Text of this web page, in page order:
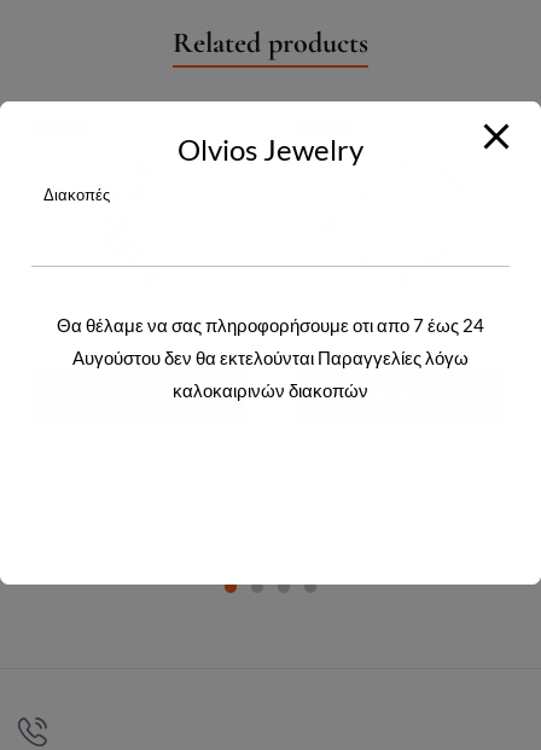
Related products
ΔΙΑΒΆΣΤΕ ΔΙΑΒΆΣΤΕ
Olvios Jewelry
Διακοπές
Θα θέλαμε να σας πληροφορήσουμε οτι απο 7 έως 24
Αυγούστου δεν θα εκτελούνται Παραγγελίες λόγω
καλοκαιρινών διακοπών